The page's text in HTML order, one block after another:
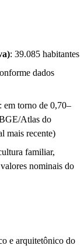
: 39.085 habitantes
dados
: em torno de 0,70–
Atlas do
mais recente)
familiar,
nominais do
e arquitetônico do